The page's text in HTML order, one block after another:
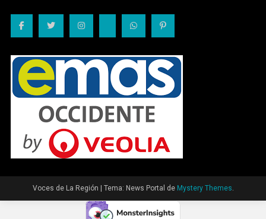
Voces de La Región | Tema: News Portal de Mystery Themes